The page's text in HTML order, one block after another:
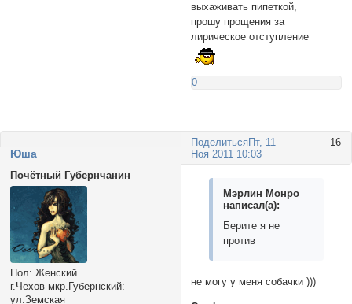
выхаживать пипеткой,
прошу прощения за
лирическое отступление
0
Поделиться 16
Пт, 11
Ноя 2011 10:03
Юша
Почётный Губернчанин
Пол: Женский
г.Чехов мкр.Губернский:
ул.Земская
Мэрлин Монро
написал(а):
Берите я не
против
не могу у меня собачки )))